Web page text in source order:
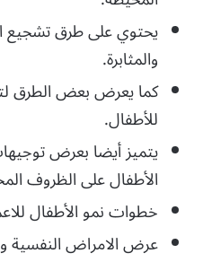
يحتوي على طرق تشجيع
والمثابرة.
كما يعرض بعض الطرق
للأطفال.
يتميز أيضا بعرض
الأطفال على الظروف
خطوات نمو الأطفال
عرض الامراض النفسية